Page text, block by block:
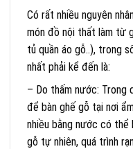
Có rất nhiều nguyên
món đồ nội thất làm từ
tủ quần áo gỗ..), trong
nhất phải kể đến là:
– Do thấm nước: Trong
để bàn ghế gỗ tại nơi
nhiều bằng nước có thể
gỗ tự nhiên, quá trình